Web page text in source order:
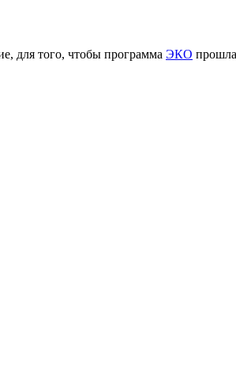
для того, чтобы программа ЭКО